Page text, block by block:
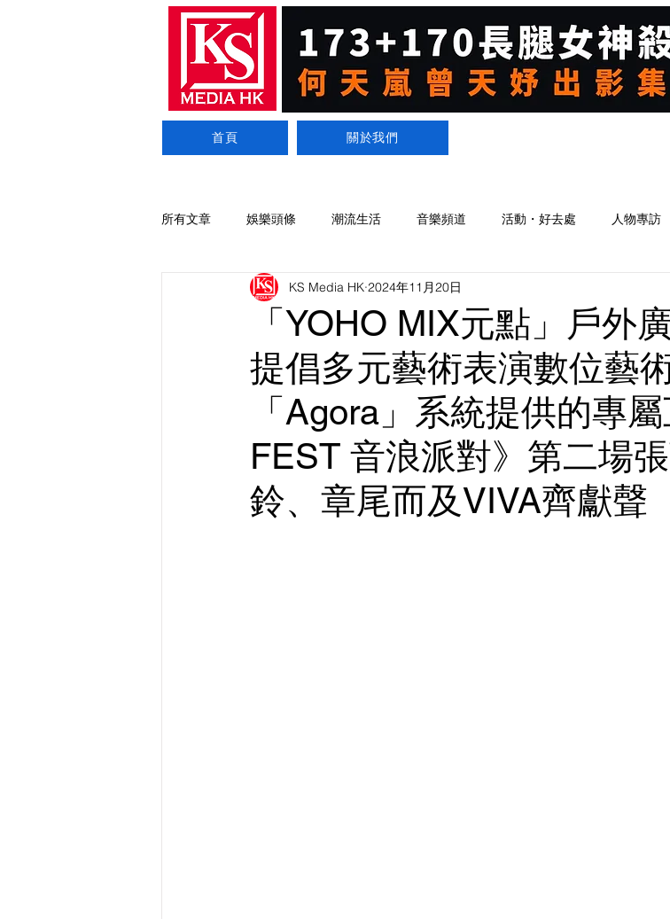
首頁 關於我們
所有文章 娛樂頭條 潮流生活 音樂頻道 活動・好去處 人物專訪
「YOHO MIX元點」戶外
提倡多元藝術表演數位藝
「Agora」系統提供的專
FEST 音浪派對》第二場
鈴、章尾而及VIVA齊獻聲
KS Media HK 2024年11月20日